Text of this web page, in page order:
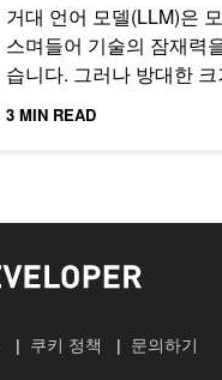
거대 언어 모델(LLM)은
스며들어 기술의 잠재력
습니다. 그러나 방대한
현재 많은 기업이 처한 리
3 MIN READ
쿠키 정책 문의하기